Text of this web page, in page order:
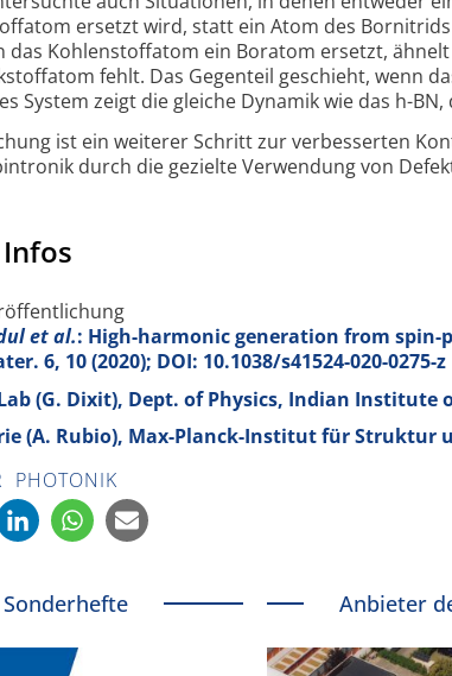
ersetzt wird, statt ein Atom des
das Kohlen­stoff­atom ein Boratom ersetzt,
fehlt. Das Gegenteil geschieht, wenn
System zeigt die gleiche Dynamik wie das h-
ist ein weiterer Schritt zur verbesserten
durch die gezielte Verwendung von
et al.: High-harmonic generation from spin-
6, 10 (2020); DOI: 10.1038/s41524-020-0275-z
(G. Dixit), Dept. of Physics, Indian Institute
(A. Rubio), Max-Planck-Institut für Struktur
PHOTONIK
Sonderhefte Anbieter